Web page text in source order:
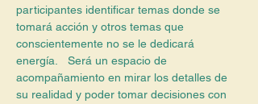
participantes identificar temas donde se
tomará acción y otros temas que
conscientemente no se le dedicará
energía.   Será un espacio de
acompañamiento en mirar los detalles de
su realidad y poder tomar decisiones con